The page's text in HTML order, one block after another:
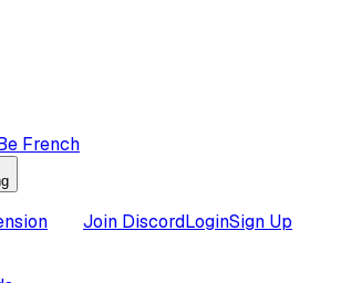
French
Join DiscordLoginSign Up